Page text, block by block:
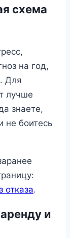
схема
на год,
Для
лучше
знаете,
не боитесь
отказа.
и